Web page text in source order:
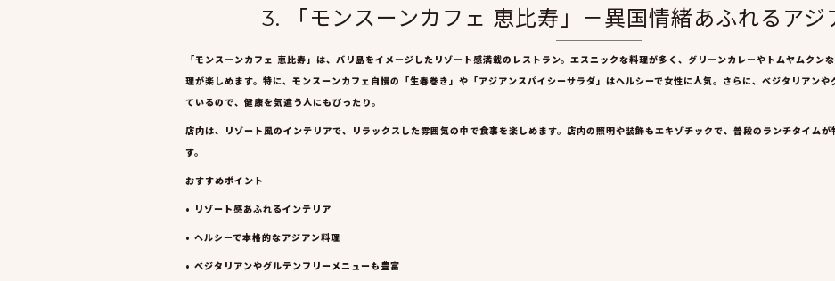
3. 「モンスーンカフェ 恵比寿」－異国情緒あふれるアジ
「モンスーンカフェ 恵比寿」は、バリ島をイメージしたリゾート感満載のレストラン。エスニックな料理が多く、グリーンカレーやトムヤムクン
理が楽しめます。特に、モンスーンカフェ自慢の「生春巻き」や「アジアンスパイシーサラダ」はヘルシーで女性に人気。さらに、ベジタリアン
ているので、健康を気遣う人にもぴったり。
店内は、リゾート風のインテリアで、リラックスした雰囲気の中で食事を楽しめます。店内の照明や装飾もエキゾチックで、普段のランチタイム
す。
おすすめポイント
• リゾート感あふれるインテリア
• ヘルシーで本格的なアジアン料理
• ベジタリアンやグルテンフリーメニューも豊富